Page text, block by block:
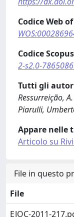
Codice Web
Codice Scopus
2-s2.0-
Tutti gli
Ressurreição,
Piarulli,
Appare nelle
Articolo su
File in questo
File
EJOC-2011-